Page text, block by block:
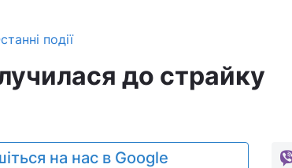
події
до страйку
на нас в Google